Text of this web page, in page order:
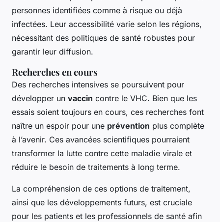
personnes identifiées comme à risque ou déjà
infectées. Leur accessibilité varie selon les régions,
nécessitant des politiques de santé robustes pour
garantir leur diffusion.
Recherches en cours
Des recherches intensives se poursuivent pour
développer un vaccin contre le VHC. Bien que les
essais soient toujours en cours, ces recherches font
naître un espoir pour une prévention plus complète
à l’avenir. Ces avancées scientifiques pourraient
transformer la lutte contre cette maladie virale et
réduire le besoin de traitements à long terme.
La compréhension de ces options de traitement,
ainsi que les développements futurs, est cruciale
pour les patients et les professionnels de santé afin